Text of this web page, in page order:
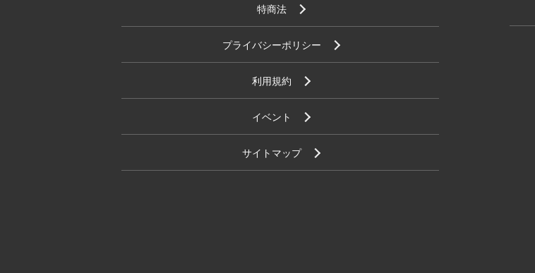
特商法
プライバシーポリシー
利用規約
イベント
サイトマップ